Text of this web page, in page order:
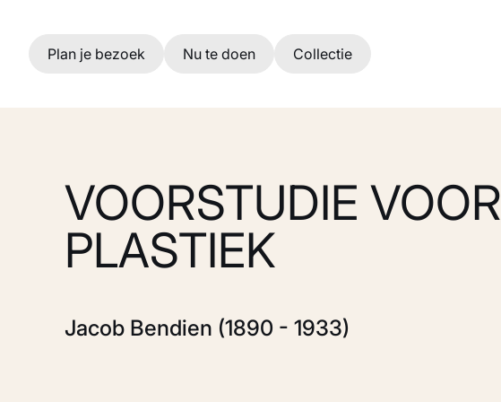
Ga naar hoofdinhoud
Plan je bezoek Nu te doen Collectie
VOORSTUDIE VOOR
PLASTIEK
Jacob Bendien (1890 - 1933)